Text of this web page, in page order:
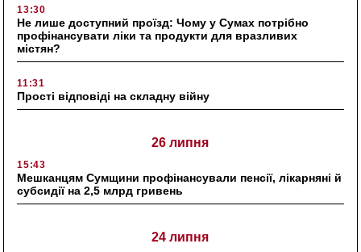
13:30
Не лише доступний проїзд: Чому у Сумах потрібно
профінансувати ліки та продукти для вразливих
містян?
11:31
Прості відповіді на складну війну
26 липня
15:43
Мешканцям Сумщини профінансували пенсії, лікарняні й
субсидії на 2,5 млрд гривень
24 липня